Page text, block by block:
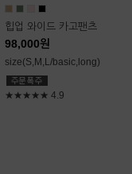
힙업 와이드 카고팬츠
98,000원
size(S,M,L/basic,long)
★★★★★ 4.9